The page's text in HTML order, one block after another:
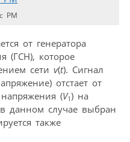
РМ
от генератора
(ГСН), которое
сети v(t). Сигнал
отстает от
(V1) на
данном случае выбран
также